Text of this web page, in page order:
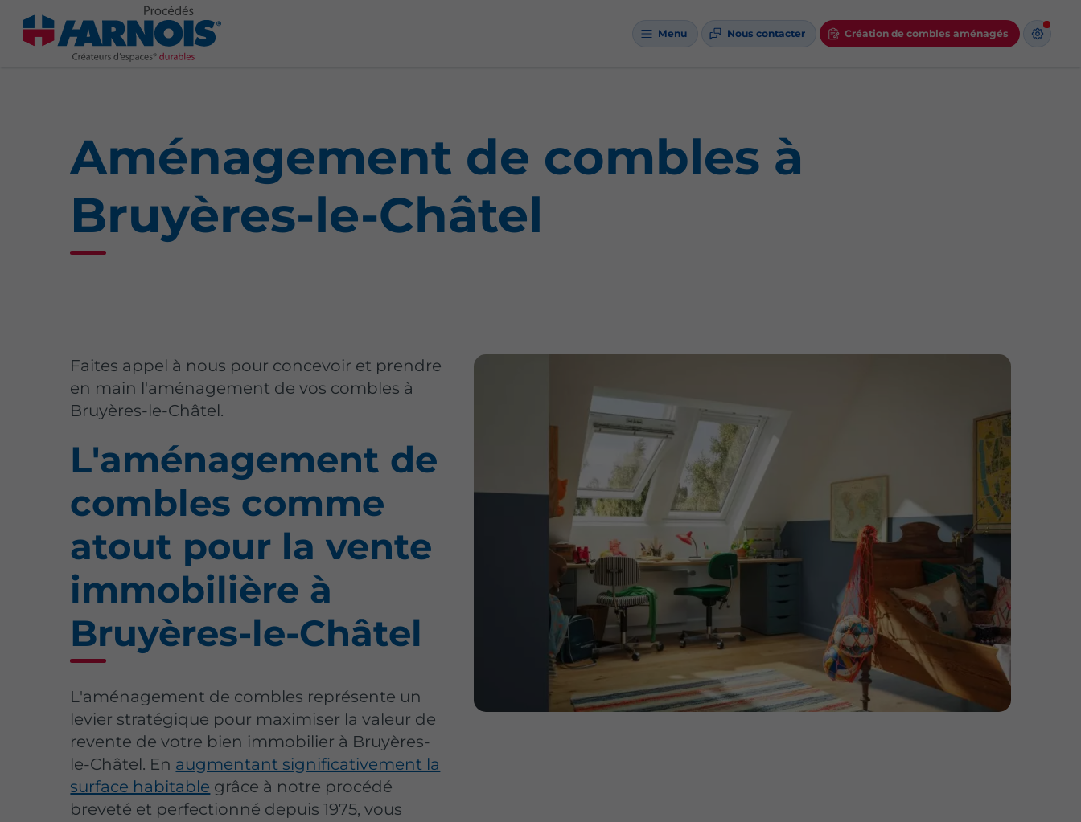
Menu Nous contacter Création de combles aménagés
Aménagement de combles à
Bruyères-le-Châtel
Faites appel à nous pour concevoir et prendre
en main l'aménagement de vos combles à
Bruyères-le-Châtel.
L'aménagement de
combles comme
atout pour la vente
immobilière à
Bruyères-le-Châtel
L'aménagement de combles représente un
levier stratégique pour maximiser la valeur de
revente de votre bien immobilier à Bruyères-
le-Châtel. En augmentant significativement la
surface habitable grâce à notre procédé
breveté et perfectionné depuis 1975, vous